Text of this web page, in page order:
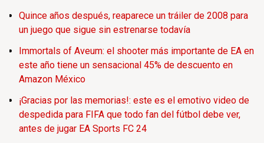
Quince años después, reaparece un tráiler de 2008 para
un juego que sigue sin estrenarse todavía
Immortals of Aveum: el shooter más importante de EA en
este año tiene un sensacional 45% de descuento en
Amazon México
¡Gracias por las memorias!: este es el emotivo video de
despedida para FIFA que todo fan del fútbol debe ver,
antes de jugar EA Sports FC 24